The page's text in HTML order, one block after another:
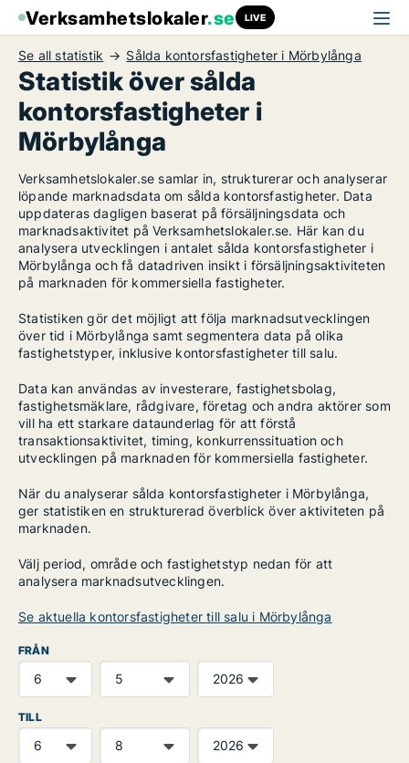
Verksamhetslokaler.se LIVE
Se all statistik Sålda kontorsfastigheter i Mörbylånga
Statistik över sålda
kontorsfastigheter i
Mörbylånga
Verksamhetslokaler.se samlar in, strukturerar och analyserar
löpande marknadsdata om sålda kontorsfastigheter. Data
uppdateras dagligen baserat på försäljningsdata och
marknadsaktivitet på Verksamhetslokaler.se. Här kan du
analysera utvecklingen i antalet sålda kontorsfastigheter i
Mörbylånga och få datadriven insikt i försäljningsaktiviteten
på marknaden för kommersiella fastigheter.
Statistiken gör det möjligt att följa marknadsutvecklingen
över tid i Mörbylånga samt segmentera data på olika
fastighetstyper, inklusive kontorsfastigheter till salu.
Data kan användas av investerare, fastighetsbolag,
fastighetsmäklare, rådgivare, företag och andra aktörer som
vill ha ett starkare dataunderlag för att förstå
transaktionsaktivitet, timing, konkurrenssituation och
utvecklingen på marknaden för kommersiella fastigheter.
När du analyserar sålda kontorsfastigheter i Mörbylånga,
ger statistiken en strukturerad överblick över aktiviteten på
marknaden.
Välj period, område och fastighetstyp nedan för att
analysera marknadsutvecklingen.
Se aktuella kontorsfastigheter till salu i Mörbylånga
FRÅN
TILL